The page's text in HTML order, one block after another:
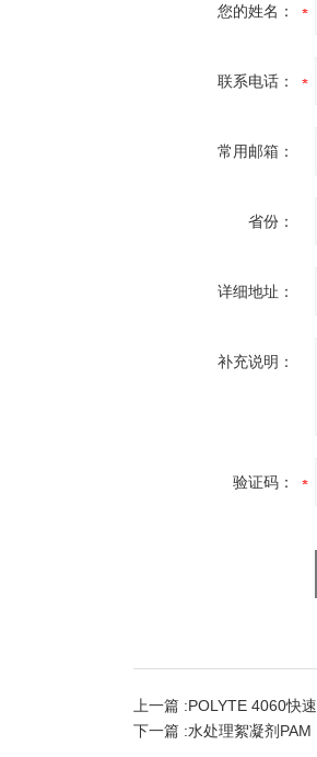
您的姓名：
联系电话：
常用邮箱：
省份：
详细地址：
补充说明：
验证码：
上一篇 :POLYTE 4060快
下一篇 :水处理絮凝剂PAM